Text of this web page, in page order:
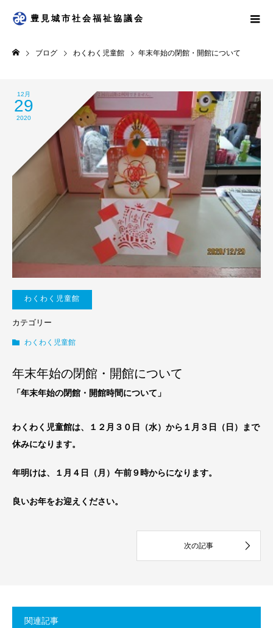
豊見城市社会福祉協議会
ブログ わくわく児童館 年末年始の閉館・開館について
12月
29
2020
わくわく児童館
カテゴリー
わくわく児童館
年末年始の閉館・開館について
「年末年始の閉館・開館時間について」
わくわく児童館は、１２月３０日（水）から１月３日（日）まで
休みになります。
年明けは、１月４日（月）午前９時からになります。
良いお年をお迎えください。
関連記事